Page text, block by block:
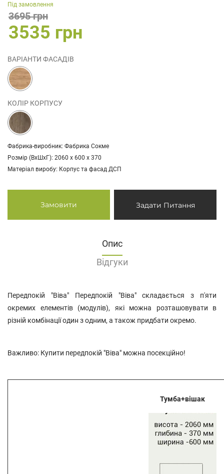
Під замовлення
3535 грн
3695 грн
ВАРІАНТИ ФАСАДІВ
КОЛІР КОРПУСУ
Фабрика-виробник: Фабрика Сокме
Розмір (ВхШхГ): 2060 х 600 х 370
Матеріал виробу: Корпус та фасад ДСП
Замовити Задати Питання
Опис
Відгуки
Передпокій "Віва" Передпокій "Віва" складається з п'яти
окремих елементів (модулів), які можна розташовувати в
різній комбінації один з одним, а також придбати окремо.
Важливо: Купити передпокій "Віва" можна посекційно!
Тумба+вішак